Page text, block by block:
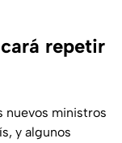
repetir
nuevos ministros
y algunos